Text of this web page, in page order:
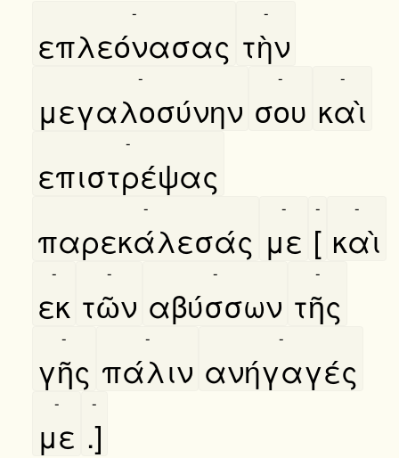
επλεόνασας
-
τὴν
-
μεγαλοσύνην
-
σου
-
καὶ
-
επιστρέψας
-
παρεκάλεσάς
-
με
-
[
-
καὶ
-
εκ
-
τῶν
-
αβύσσων
-
τῆς
-
γῆς
-
πάλιν
-
ανήγαγές
-
με
-
.]
-